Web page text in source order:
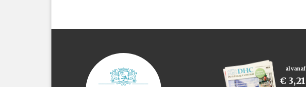
al vanaf
€ 3,21